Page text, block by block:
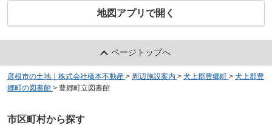
地図アプリで開く
ページトップへ
彦根市の土地｜株式会社橋本不動産 > 周辺施設案内 > 犬上郡豊郷町 > 犬上郡豊
郷町の図書館 > 豊郷町立図書館
市区町村から探す